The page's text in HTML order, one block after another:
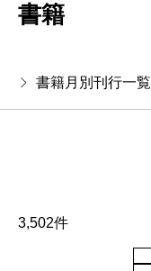
書籍
書籍月別刊行一覧
3,502件